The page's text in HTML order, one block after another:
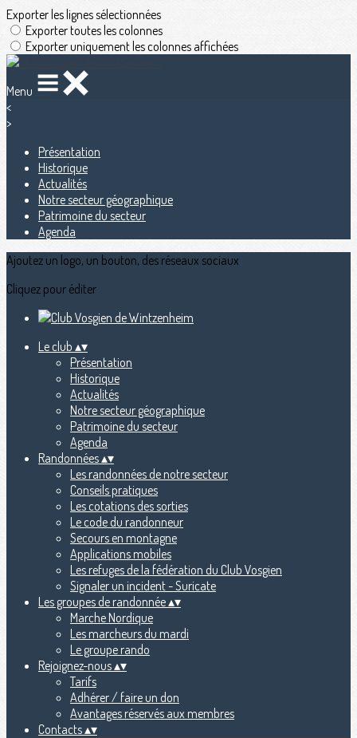
Exporter les lignes sélectionnées
Exporter toutes les colonnes
Exporter uniquement les colonnes affichées
Menu
<
>
Présentation
Historique
Actualités
Notre secteur géographique
Patrimoine du secteur
Agenda
Ajoutez un logo, un bouton, des réseaux sociaux
Cliquez pour éditer
Le club ▴▾
Présentation
Historique
Actualités
Notre secteur géographique
Patrimoine du secteur
Agenda
Randonnées▴▾
Les randonnées de notre secteur
Conseils pratiques
Les cotations des sorties
Le code du randonneur
Secours en montagne
Applications mobiles
Les refuges de la fédération du Club Vosgien
Signaler un incident - Suricate
Les groupes de randonnée▴▾
Marche Nordique
Les marcheurs du mardi
Le groupe rando
Rejoignez-nous▴▾
Tarifs
Adhérer / faire un don
Avantages réservés aux membres
Contacts▴▾